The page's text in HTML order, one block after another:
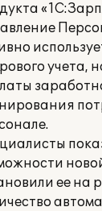
учета,
ее на